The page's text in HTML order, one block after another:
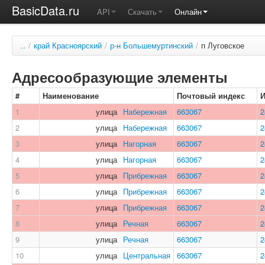
BasicData.ru API Скачать Онлайн
.. / край Красноярский / р-н Большемуртинский / п Луговское
Адресообразующие элементы
# Наименование Почтовый индекс
1
улица Набережная 663067
2
улица Набережная 663067
3
улица Нагорная 663067
4
улица Нагорная 663067
5
улица Прибрежная 663067
6
улица Прибрежная 663067
7
улица Прибрежная 663067
8
улица Речная 663067
9
улица Речная 663067
10
улица Центральная 663067